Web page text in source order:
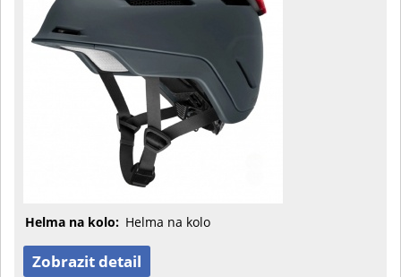
Helma na kolo: Helma na kolo
Zobrazit detail